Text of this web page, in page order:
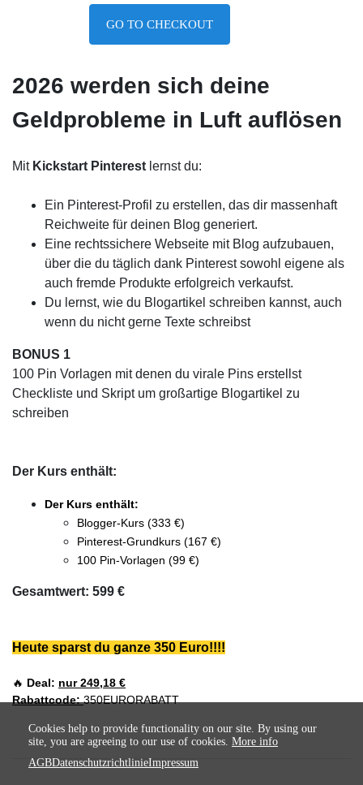
GO TO CHECKOUT
2026 werden sich deine
Geldprobleme in Luft auflösen
Mit Kickstart Pinterest lernst du:
Ein Pinterest-Profil zu erstellen, das dir massenhaft
Reichweite für deinen Blog generiert.
Eine rechtssichere Webseite mit Blog aufzubauen,
über die du täglich dank Pinterest sowohl eigene als
auch fremde Produkte erfolgreich verkaufst.
Du lernst, wie du Blogartikel schreiben kannst, auch
wenn du nicht gerne Texte schreibst
BONUS 1
100 Pin Vorlagen mit denen du virale Pins erstellst
Checkliste und Skript um großartige Blogartikel zu
schreiben
Der Kurs enthält:
Der Kurs enthält:
Blogger-Kurs (333 €)
Pinterest-Grundkurs (167 €)
100 Pin-Vorlagen (99 €)
Gesamtwert: 599 €
Heute sparst du ganze 350 Euro!!!!
🔥 Deal: nur 249,18 €
Rabattcode:350EURORABATT
Cookies help to provide functionality on our site. By using our
site, you are agreeing to our use of cookies. More info
AGBDatenschutzrichtlinieImpressum